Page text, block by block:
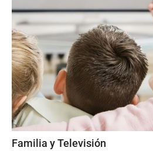
Familia y Televisión